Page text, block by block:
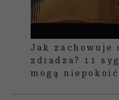
Jak zachowuje
zdradza? 11
mogą niepokoić